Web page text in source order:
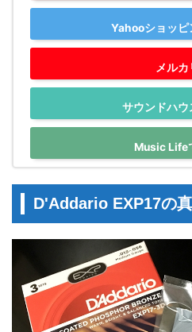
Yahooショッピ
メルカ
サウンドハウ
Music Life
D'Addario EXP17の